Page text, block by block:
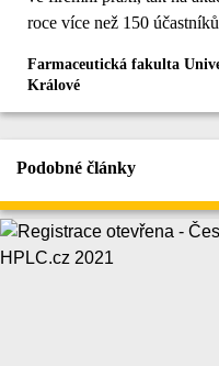
roce více než 150
Farmaceutická fakulta
Králové
Podobné články